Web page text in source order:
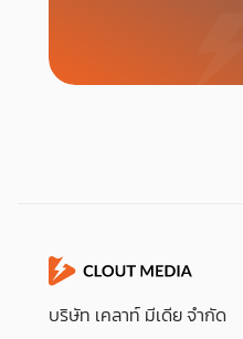
บริษัท เคลาท์ มีเดีย จำกัด